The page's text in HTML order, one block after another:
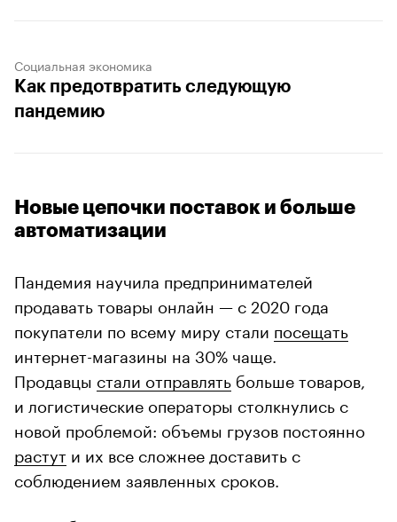
Социальная экономика
Как предотвратить следующую
пандемию
Новые цепочки поставок и больше
автоматизации
Пандемия научила предпринимателей
продавать товары онлайн — с 2020 года
покупатели по всему миру стали посещать
интернет-магазины на 30% чаще.
Продавцы стали отправлять больше товаров,
и логистические операторы столкнулись с
новой проблемой: объемы грузов постоянно
растут и их все сложнее доставить с
соблюдением заявленных сроков.